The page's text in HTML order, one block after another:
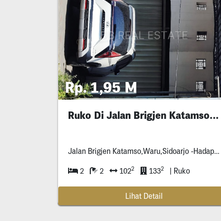
Rp. 1,95 M
Ruko Di Jalan Brigjen Katamso,Waru,Sidoarjo
Jalan Brigjen Katamso,Waru,Sidoarjo -Hadap Jalan Raya -
2 2 1022 1332 | Ruko
Lihat Detail